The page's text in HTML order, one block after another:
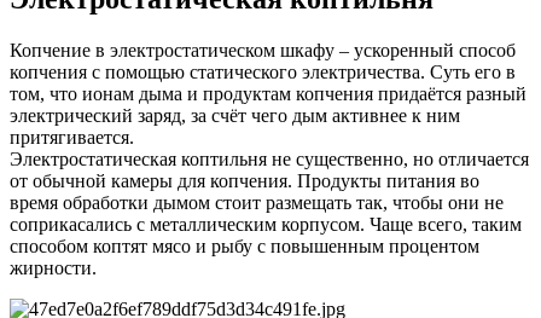
Копчение в электростатическом шкафу – ускоренный способ
копчения с помощью статического электричества. Суть его в
том, что ионам дыма и продуктам копчения придаётся разный
электрический заряд, за счёт чего дым активнее к ним
притягивается.
Электростатическая коптильня не существенно, но отличается
от обычной камеры для копчения. Продукты питания во
время обработки дымом стоит размещать так, чтобы они не
соприкасались с металлическим корпусом. Чаще всего, таким
способом коптят мясо и рыбу с повышенным процентом
жирности.